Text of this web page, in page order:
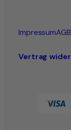
ImpressumAGB
Vertrag